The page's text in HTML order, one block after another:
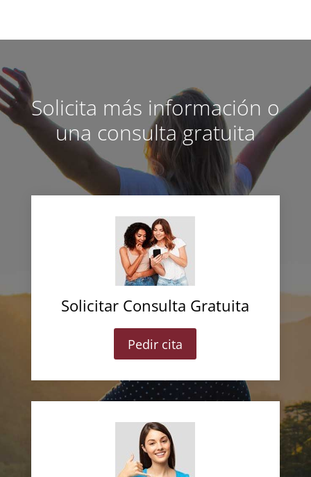
Solicita más información o
una consulta gratuita
Solicitar Consulta Gratuita
Pedir cita